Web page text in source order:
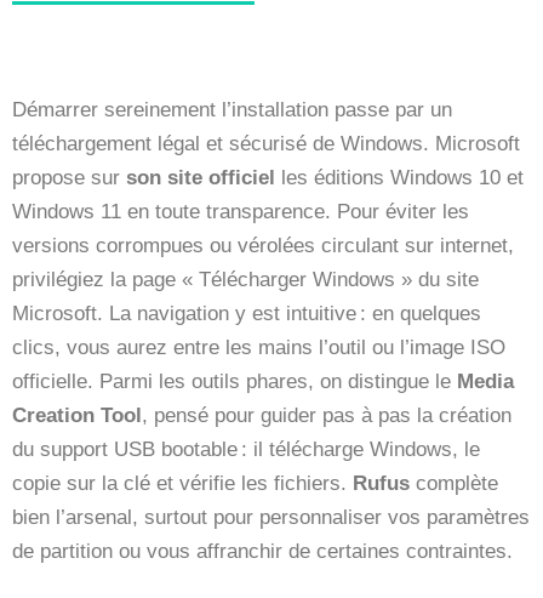
Démarrer sereinement l’installation passe par un
téléchargement légal et sécurisé de Windows. Microsoft
propose sur son site officiel les éditions Windows 10 et
Windows 11 en toute transparence. Pour éviter les
versions corrompues ou vérolées circulant sur internet,
privilégiez la page « Télécharger Windows » du site
Microsoft. La navigation y est intuitive : en quelques
clics, vous aurez entre les mains l’outil ou l’image ISO
officielle. Parmi les outils phares, on distingue le Media
Creation Tool, pensé pour guider pas à pas la création
du support USB bootable : il télécharge Windows, le
copie sur la clé et vérifie les fichiers. Rufus complète
bien l’arsenal, surtout pour personnaliser vos paramètres
de partition ou vous affranchir de certaines contraintes.